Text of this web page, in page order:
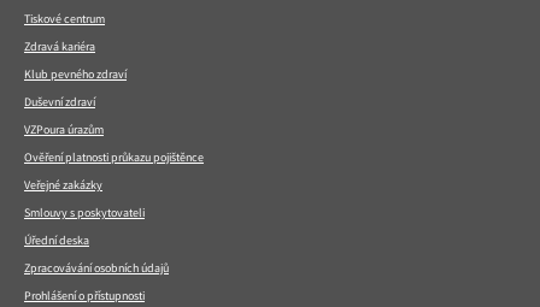
Tiskové centrum
Zdravá kariéra
Klub pevného zdraví
Duševní zdraví
VZPoura úrazům
Ověření platnosti průkazu pojištěnce
Veřejné zakázky
Smlouvy s poskytovateli
Úřední deska
Zpracovávání osobních údajů
Prohlášení o přístupnosti